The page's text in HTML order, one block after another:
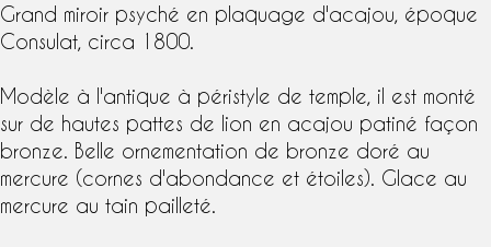
Grand miroir psyché en plaquage d'acajou époque
Consulat , circa 1800.
Modèle à l'antique à péristyle de temple, il est monté
sur de hautes pattes de lion en acajou patiné façon
bronze. Belle ornementation de bronze doré au
mercure (cornes d'abondance et étoiles). Glace au
mercure au tain pailleté.